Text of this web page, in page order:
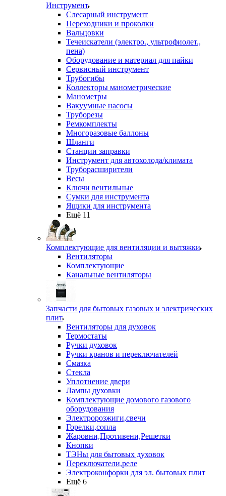
Инструмент
Слесарный инструмент
Переходники и проколки
Вальцовки
Течеискатели (электро., ультрофиолет.,
пена)
Оборудование и материал для пайки
Сервисный инструмент
Трубогибы
Коллекторы манометрические
Манометры
Вакуумные насосы
Труборезы
Ремкомплекты
Многоразовые баллоны
Шланги
Станции заправки
Инструмент для автохолода/климата
Труборасширители
Весы
Ключи вентильные
Сумки для инструмента
Ящики для инструмента
Ещё 11
Комплектующие для вентиляции и вытяжки
Вентиляторы
Комплектующие
Канальные вентиляторы
Запчасти для бытовых газовых и электрических
плит
Вентиляторы для духовок
Термостаты
Ручки духовок
Ручки кранов и переключателей
Смазка
Стекла
Уплотнение двери
Лампы духовки
Комплектующие домового газового
оборудования
Электророзжиги,свечи
Горелки,сопла
Жаровни,Противени,Решетки
Кнопки
ТЭНы для бытовых духовок
Переключатели,реле
Электроконфорки для эл. бытовых плит
Ещё 6